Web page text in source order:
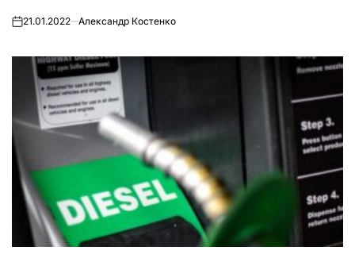
on21.01.2022 Александр Костенко